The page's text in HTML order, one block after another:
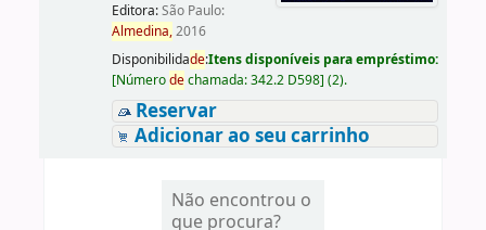
Editora:São Paulo:
Almedina,2016
Disponibilidade:Itens disponíveis para empréstimo:
[Númerodechamada:342.2 D598] (2).
Reservar
Adicionar ao seu carrinho
Não encontrou o
que procura?